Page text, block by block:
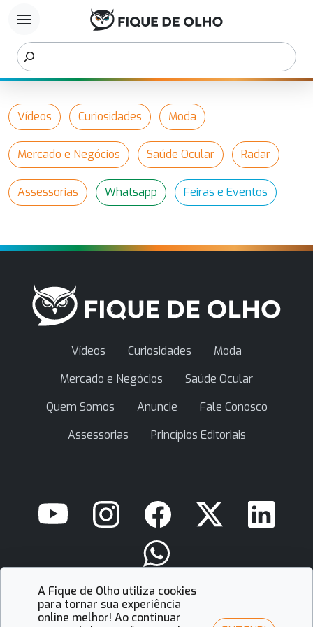
menu
Vídeos Curiosidades Moda
Mercado e Negócios Saúde Ocular Radar
Assessorias Whatsapp Feiras e Eventos
Vídeos Curiosidades
Moda
Mercado e Negócios
Saúde Ocular
Quem Somos
Anuncie
Fale Conosco
Assessorias
Princípios Editoriais
contato@fiquedeolho.com.br
A Fique de Olho utiliza cookies
para tornar sua experiência
online melhor! Ao continuar